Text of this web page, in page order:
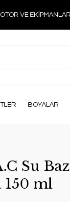
VE
BOYALAR
Su
150 ml